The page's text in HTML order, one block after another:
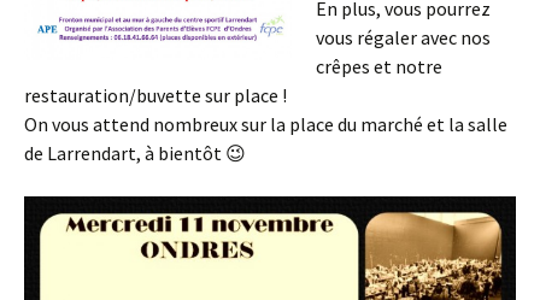
En plus, vous pourrez
vous régaler avec nos
crêpes et notre
restauration/buvette sur place !
On vous attend nombreux sur la place du marché et la salle
de Larrendart, à bientôt 😉